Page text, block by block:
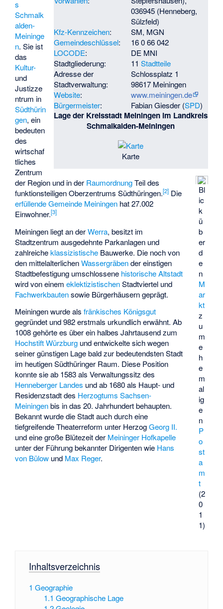
036945 (Henneberg,
Sülzfeld)
Kfz-Kennzeichen:
SM, MGN
Gemeindeschlüssel:
16 0 66 042
LOCODE:
DE MNI
Stadtgliederung:
11 Stadtteile
Adresse der
Stadtverwaltung:
Schlossplatz 1
98617 Meiningen
Website:
www.meiningen.de
Bürgermeister: Fabian Giesder(SPD)
Lage der Kreisstadt Meiningen im Landkreis
Schmalkalden-Meiningen
Karte
Bl
ic
k
ü
b
er
d
e
n
M
ar
kt
z
u
m
e
h
e
m
al
ig
e
n
P
o
st
a
m
t
(2
0
1
1)
s
Schmalk
alden-
Meininge
n. Sie ist
das
Kultur-
und
Justizze
ntrum in
Südthürin
gen, ein
bedeuten
des
wirtschaf
tliches
Zentrum
der Region und in der RaumordnungTeil des
funktionsteiligenOberzentrums Südthüringen.[2] Die
erfüllende Gemeinde Meiningen hat 27.002
Einwohner.[3]
Meiningen liegt an derWerra, besitzt im
Stadtzentrum ausgedehnte Parkanlagen und
zahlreicheklassizistische Bauwerke. Die noch von
den mittelalterlichenWassergräbender einstigen
Stadtbefestigung umschlossene historische Altstadt
wird von einemeklektizistischenStadtviertel und
Fachwerkbautensowie Bürgerhäusern geprägt.
Meiningen wurde alsfränkisches Königsgut
gegründet und 982 erstmals urkundlich erwähnt. Ab
1008 gehörte es über ein halbes Jahrtausend zum
Hochstift Würzburg und entwickelte sich wegen
seiner günstigen Lage bald zur bedeutendsten Stadt
im heutigen Südthüringer Raum. Diese Position
konnte sie ab 1583 als Verwaltungssitz des
Henneberger Landes und ab 1680 als Haupt- und
Residenzstadt des Herzogtums Sachsen-
Meiningenbis in das 20. Jahrhundert behaupten.
Bekannt wurde die Stadt auch durch eine
tiefgreifende Theaterreform unter HerzogGeorg II.
und eine große Blütezeit der Meininger Hofkapelle
unter der Führung bekannter Dirigenten wie Hans
von Bülow und Max Reger.
Inhaltsverzeichnis
1 Geographie
1.1 Geographische Lage